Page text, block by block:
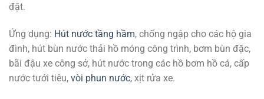
đặt.
Ứng dụng: Hút nước tầng hầm, chống ngập cho các hộ gia
đình, hút bùn nước thải hồ móng công trình, bơm bùn đặc,
bãi đậu xe công sở, hút nước trong các hồ bơm hồ cá, cấp
nước tưới tiêu, vòi phun nước, xịt rửa xe.